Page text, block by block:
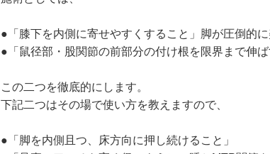
●「膝下を内側に寄せやすくすること」脚が圧倒的
●「鼠径部・股関節の前部分の付け根を限界まで
この二つを徹底的にします。
下記二つはその場で使い方を教えますので、
●「脚を内側且つ、床方向に押し続けること」